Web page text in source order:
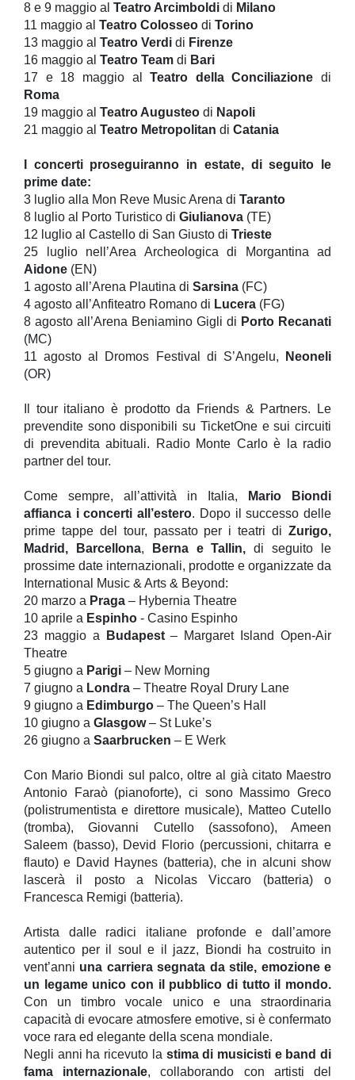
8 e 9 maggio al Teatro Arcimboldi di Milano
11 maggio al Teatro Colosseo di Torino
13 maggio al Teatro Verdi di Firenze
16 maggio al Teatro Team di Bari
17 e 18 maggio alTeatro della Conciliazione di
Roma
19 maggio al Teatro Augusteo di Napoli
21 maggio al Teatro Metropolitan di Catania
I concerti proseguiranno in estate, di seguito le
prime date:
3 luglio alla Mon Reve Music Arena di Taranto
8 luglio al Porto Turistico di Giulianova (TE)
12 luglio al Castello di San Giusto di Trieste
25 luglio nell’Area Archeologica di Morgantina ad
Aidone (EN)
1 agosto all’Arena Plautina di Sarsina (FC)
4 agosto all’Anfiteatro Romano di Lucera (FG)
8 agosto all’Arena Beniamino Gigli di Porto Recanati
(MC)
11 agosto al Dromos Festival di S’Angelu, Neoneli
(OR)
Il tour italiano è prodotto da Friends & Partners. Le
prevendite sono disponibili su TicketOne e sui circuiti
di prevendita abituali. Radio Monte Carlo è la radio
partner del tour.
Come sempre, all’attività in Italia,
Mario Biondi
affianca i concerti all’estero. Dopo il successo delle
prime tappe del tour, passato per i teatri di Zurigo,
Madrid, Barcellona, Berna e Tallin, di seguito le
prossime date internazionali, prodotte e organizzate da
International Music & Arts & Beyond:
20 marzo a Praga – Hybernia Theatre
10 aprile a Espinho - Casino Espinho
23 maggio a
Budapest– Margaret Island Open-Air
Theatre
5 giugno a Parigi – New Morning
7 giugno a Londra – Theatre Royal Drury Lane
9 giugno a Edimburgo – The Queen’s Hall
10 giugno a Glasgow– St Luke’s
26 giugno a Saarbrucken – E Werk
Con Mario Biondi sul palco, oltre al già citato Maestro
Antonio Faraò (pianoforte), ci sono Massimo Greco
(polistrumentista e direttore musicale), Matteo Cutello
(tromba), Giovanni Cutello (sassofono), Ameen
Saleem (basso), Devid Florio (percussioni, chitarra e
flauto) e David Haynes (batteria), che in alcuni show
lascerà il posto a Nicolas Viccaro (batteria) o
Francesca Remigi (batteria).
Artista dalle radici italiane profonde e dall’amore
autentico per il soul e il jazz, Biondi ha costruito in
vent’anni una carriera segnata da stile, emozione e
un legame unico con il pubblico di tutto il mondo.
Con un timbro vocale unico e una straordinaria
capacità di evocare atmosfere emotive, si è confermato
voce rara ed elegante della scena mondiale.
Negli anni ha ricevuto la stima di musicisti e band di
fama internazionale, collaborando con artisti del